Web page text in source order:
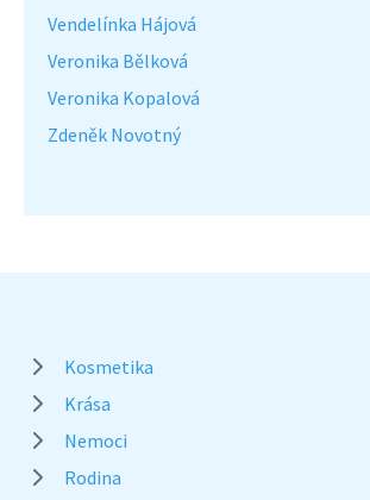
Vendelínka Hájová
Veronika Bělková
Veronika Kopalová
Zdeněk Novotný
Kosmetika
Krása
Nemoci
Rodina